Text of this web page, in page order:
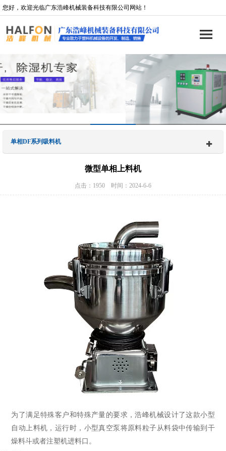
您好，欢迎光临广东浩峰机械装备科技有限公司网站！
单相DF系列吸料机
微型单相上料机
点击：1950 时间：2024-6-6
为了满足特殊客户和特殊产量的要求，浩峰机械设计了这款小型
自动上料机，运行时，小型真空泵将原料粒子从料袋中传输到干
燥料斗或者注塑机进料口。